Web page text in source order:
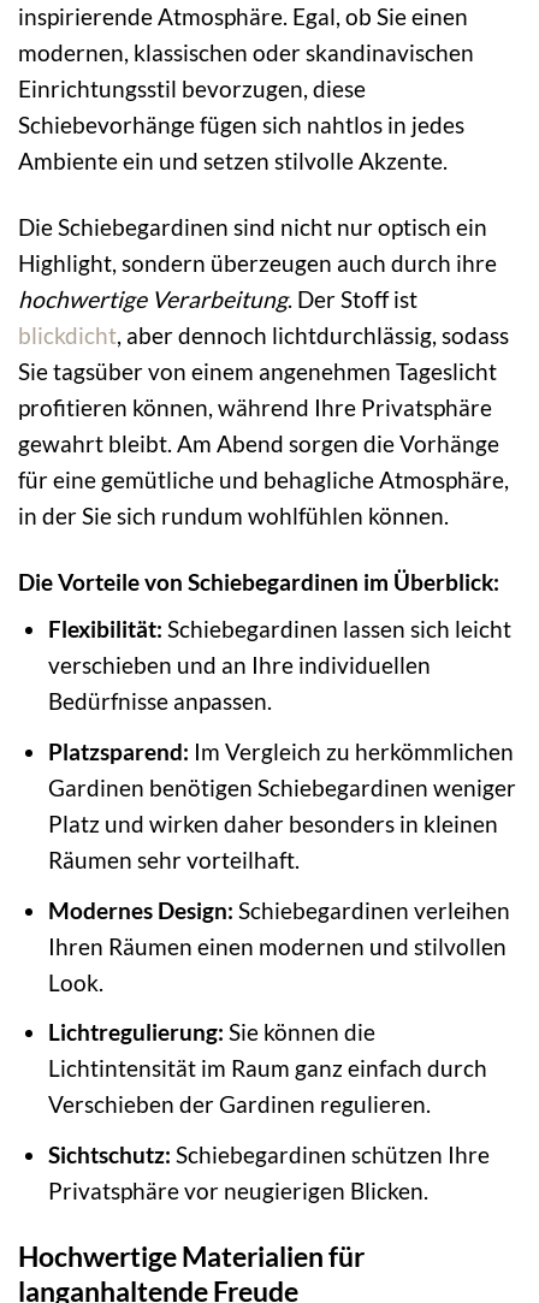
inspirierende Atmosphäre. Egal, ob Sie einen
modernen, klassischen oder skandinavischen
Einrichtungsstil bevorzugen, diese
Schiebevorhänge fügen sich nahtlos in jedes
Ambiente ein und setzen stilvolle Akzente.
Die Schiebegardinen sind nicht nur optisch ein
Highlight, sondern überzeugen auch durch ihre
hochwertige Verarbeitung. Der Stoff ist
blickdicht, aber dennoch lichtdurchlässig, sodass
Sie tagsüber von einem angenehmen Tageslicht
profitieren können, während Ihre Privatsphäre
gewahrt bleibt. Am Abend sorgen die Vorhänge
für eine gemütliche und behagliche Atmosphäre,
in der Sie sich rundum wohlfühlen können.
Die Vorteile von Schiebegardinen im Überblick:
Flexibilität: Schiebegardinen lassen sich leicht
verschieben und an Ihre individuellen
Bedürfnisse anpassen.
Platzsparend: Im Vergleich zu herkömmlichen
Gardinen benötigen Schiebegardinen weniger
Platz und wirken daher besonders in kleinen
Räumen sehr vorteilhaft.
Modernes Design: Schiebegardinen verleihen
Ihren Räumen einen modernen und stilvollen
Look.
Lichtregulierung: Sie können die
Lichtintensität im Raum ganz einfach durch
Verschieben der Gardinen regulieren.
Sichtschutz: Schiebegardinen schützen Ihre
Privatsphäre vor neugierigen Blicken.
Hochwertige Materialien für
langanhaltende Freude